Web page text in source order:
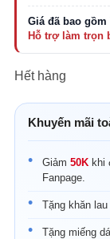
Hết hàng
Khuyến mãi
Giảm 50K khi
Fanpage.
Tặng khăn
Tặng miếng